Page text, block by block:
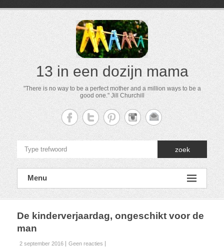
13 in een dozijn mama
"There is no way to be a perfect mother and a million ways to be a
good one." Jill Churchill
zoek
Menu
De kinderverjaardag, ongeschikt voor de
man
2 september 2016 Geen reacties